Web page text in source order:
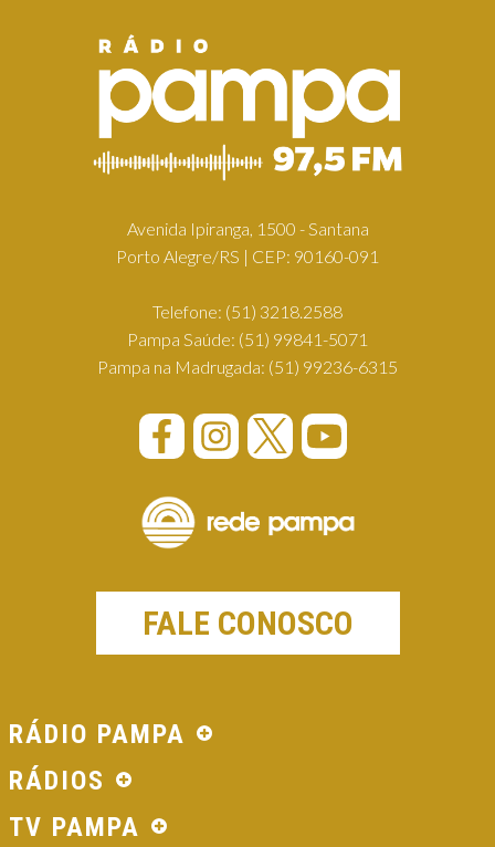
Avenida Ipiranga, 1500 - Santana
Porto Alegre/RS | CEP: 90160-091
Telefone: (51) 3218.2588
Pampa Saúde: (51) 99841-5071
Pampa na Madrugada: (51) 99236-6315
FALE CONOSCO
RÁDIO PAMPA
RÁDIOS
TV PAMPA